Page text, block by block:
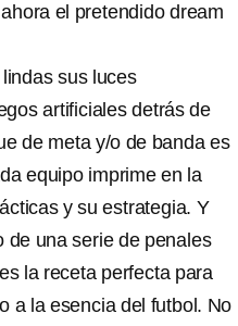
el pretendido dream
sus luces
artificiales detrás de
de meta y/o de banda es
equipo imprime en la
y su estrategia. Y
de una serie de penales
la receta perfecta para
a la esencia del futbol. No